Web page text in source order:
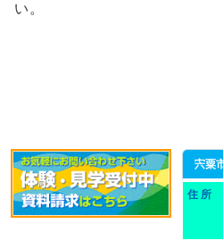
い。
宍粟
住 所